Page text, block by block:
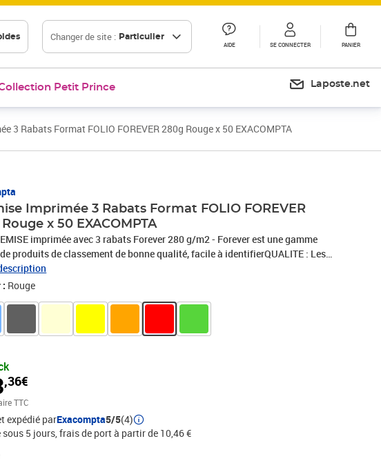
Changer de site : Particulier
AIDE SE CONNECTER PANIER
Petit Prince Laposte.net
3 Rabats Format FOLIO FOREVER 280g Rouge x 50 EXACOMPTA
Imprimée 3 Rabats Format FOLIO FOREVER
x 50 EXACOMPTA
imprimée avec 3 rabats Forever 280 g/m2 - Forever est une gamme
produits de classement de bonne qualité, facile à identifierQUALITE : Les
Forever sont en carte recyclée, certifiée Ange Bleu. Ce sont des produits de
qui garantissent un archivage à moyen terme.EPAISSEUR : rigide 280 g
: Rouge
,36€
TTC
expédié parExacompta5/5(4)
sous 5 jours, frais de port à partir de 10,46 €
1